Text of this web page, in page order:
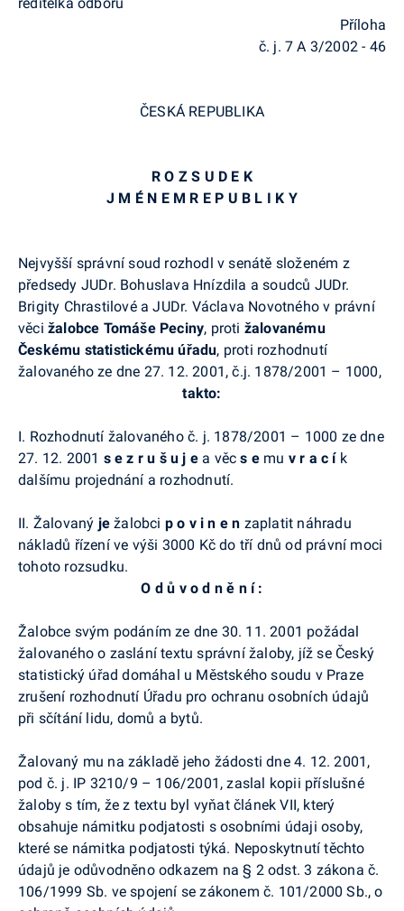
Příloha
č. j. 7 A 3/2002 - 46
ČESKÁ REPUBLIKA
R O Z S U D E K
J M É N E M R E P U B L I K Y
Nejvyšší správní soud rozhodl v senátě složeném z
předsedy JUDr. Bohuslava Hnízdila a soudců JUDr.
Brigity Chrastilové a JUDr. Václava Novotného v právní
věci žalobce Tomáše Peciny, proti žalovanému
Českému statistickému úřadu, proti rozhodnutí
žalovaného ze dne 27. 12. 2001, č.j. 1878/2001 – 1000,
takto:
I. Rozhodnutí žalovaného č. j. 1878/2001 – 1000 ze dne
27. 12. 2001 s e z r u š u j e a věcs e mu v r a c ík
dalšímu projednání a rozhodnutí.
II. Žalovaný je žalobci p o v i n e n zaplatit náhradu
nákladů řízení ve výši 3000 Kč do tří dnů od právní moci
tohoto rozsudku.
O d ů v o d n ě n í :
Žalobce svým podáním ze dne 30. 11. 2001 požádal
žalovaného o zaslání textu správní žaloby, jíž se Český
statistický úřad domáhal u Městského soudu v Praze
zrušení rozhodnutí Úřadu pro ochranu osobních údajů
při sčítání lidu, domů a bytů.
Žalovaný mu na základě jeho žádosti dne 4. 12. 2001,
pod č. j. IP 3210/9 – 106/2001, zaslal kopii příslušné
žaloby s tím, že z textu byl vyňat článek VII, který
obsahuje námitku podjatosti s osobními údaji osoby,
které se námitka podjatosti týká. Neposkytnutí těchto
údajů je odůvodněno odkazem na § 2 odst. 3 zákona č.
106/1999 Sb. ve spojení se zákonem č. 101/2000 Sb., o